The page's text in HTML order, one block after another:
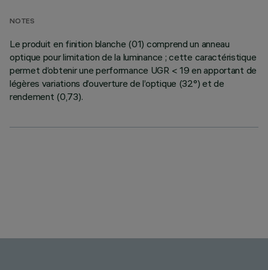
NOTES
Le produit en finition blanche (01) comprend un anneau
optique pour limitation de la luminance ; cette caractéristique
permet d’obtenir une performance UGR < 19 en apportant de
légères variations d’ouverture de l’optique (32°) et de
rendement (0,73).